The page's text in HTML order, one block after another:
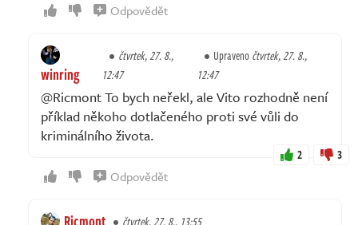
Odpovědět
winring
čtvrtek, 27. 8.,
12:47
Upravenočtvrtek, 27. 8.,
12:47
@Ricmont To bych neřekl, ale Vito rozhodně není
příklad někoho dotlačeného proti své vůli do
kriminálního života.
2 3
Odpovědět
čtvrtek, 27. 8., 13:55